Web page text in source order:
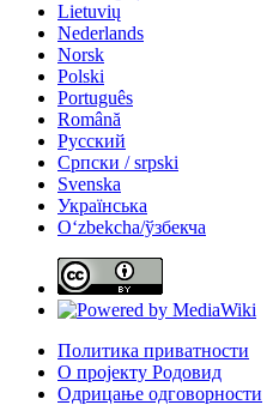
Lietuvių
Nederlands
Norsk
Polski
Português
Română
Русский
Српски / srpski
Svenska
Українська
Oʻzbekcha/ўзбекча
Политика приватности
О пројекту Родовид
Одрицање одговорности